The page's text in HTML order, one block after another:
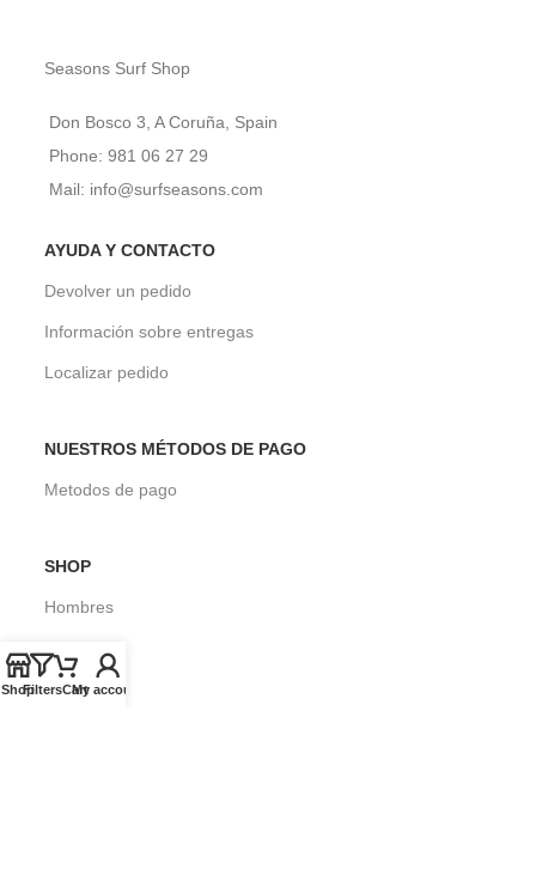
Seasons Surf Shop
Don Bosco 3, A Coruña, Spain
Phone: 981 06 27 29
Mail: info@surfseasons.com
AYUDA Y CONTACTO
Devolver un pedido
Información sobre entregas
Localizar pedido
NUESTROS MÉTODOS DE PAGO
Metodos de pago
SHOP
Hombres
Niños
ShopFiltersCart
My account